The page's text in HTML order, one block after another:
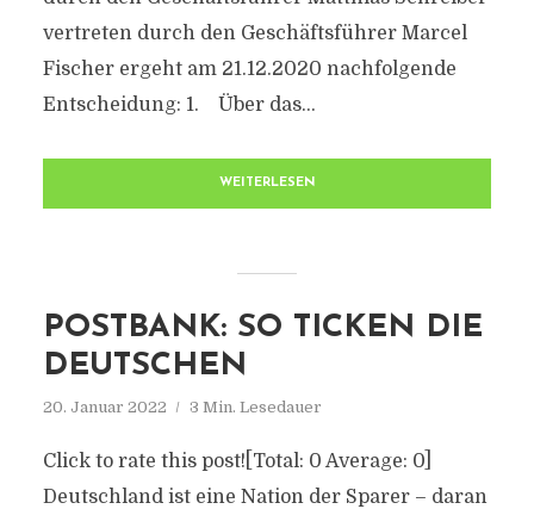
vertreten durch den Geschäftsführer Marcel
Fischer ergeht am 21.12.2020 nachfolgende
Entscheidung: 1. Über das...
WEITERLESEN
POSTBANK: SO TICKEN DIE
DEUTSCHEN
20. Januar 2022 3 Min. Lesedauer
Click to rate this post![Total: 0 Average: 0]
Deutschland ist eine Nation der Sparer – daran